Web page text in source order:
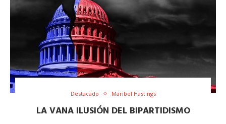
Destacado Maribel Hastings
LA VANA ILUSIÓN DEL BIPARTIDISMO